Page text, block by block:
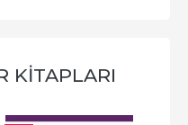
KITAPLARI